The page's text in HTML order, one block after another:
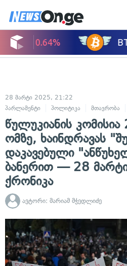
28 მარტი 2025, 21:22
პარლამენტი
პოლიტიკა მთავრობა
წულუკიანის
ომზე, ხაინდრავას
დაკავებული
ბანერით — 28
ქრონიკა
ავტორი: მარიამ მჭედლიძე